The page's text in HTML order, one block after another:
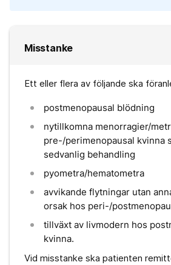
Misstanke
Ett eller flera av följande ska
postmenopausal blödning
nytillkomna menorragier/
pre-/perimenopausal kvinna
sedvanlig behandling
pyometra/hematometra
avvikande flytningar utan
orsak hos peri-/
tillväxt av livmodern hos
kvinna.
Vid misstanke ska patienten